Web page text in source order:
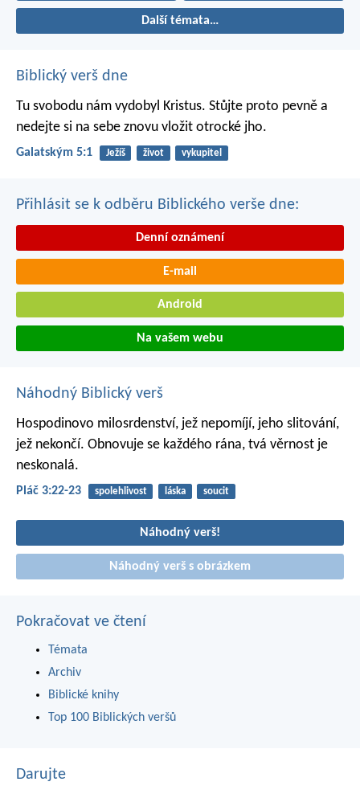
Další témata…
Biblický verš dne
Tu svobodu nám vydobyl Kristus. Stůjte proto pevně a
nedejte si na sebe znovu vložit otrocké jho.
Galatským 5:1 Ježíš život vykupitel
Přihlásit se k odběru Biblického verše dne:
Denní oznámení
E-mail
Android
Na vašem webu
Náhodný Biblický verš
Hospodinovo milosrdenství, jež nepomíjí, jeho slitování,
jež nekončí. Obnovuje se každého rána, tvá věrnost je
neskonalá.
Pláč 3:22-23 spolehlivost láska soucit
Náhodný verš!
Náhodný verš s obrázkem
Pokračovat ve čtení
Témata
Archiv
Biblické knihy
Top 100 Biblických veršů
Darujte